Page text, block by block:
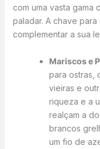
com uma vasta gama
paladar. A chave
complementar a sua
Mariscos e
para ostras,
vieiras e
riqueza e a
realçam a
brancos
um fio de